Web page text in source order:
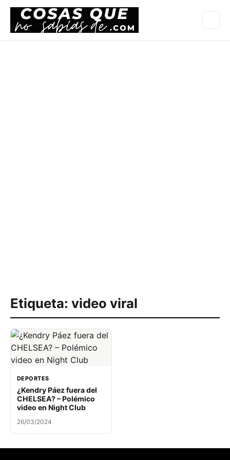
Etiqueta: video viral
DEPORTES
¿Kendry Páez fuera del
CHELSEA? – Polémico
video en Night Club
26/03/2024